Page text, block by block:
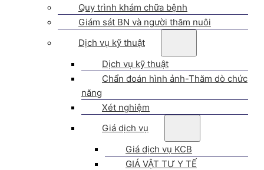
Quy trình khám chữa bệnh
Giám sát BN và người thăm nuôi
Dịch vụ kỹ thuật
Dịch vụ kỹ thuật
Chẩn đoán hình ảnh-Thăm dò chức
năng
Xét nghiệm
Giá dịch vụ
Giá dịch vụ KCB
GIÁ VẬT TƯ Y TẾ